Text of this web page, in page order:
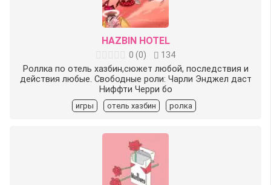
HAZBIN HOTEL
0 (0)
134
Роллка по отель хазбин,сюжет любой, последствия и
действия любые. Свободные роли: Чарли Энджел даст
Ниффти Черри бо
игры отель хазбин ролка